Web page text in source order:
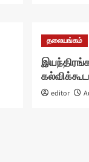
தலையங்கம்
editor